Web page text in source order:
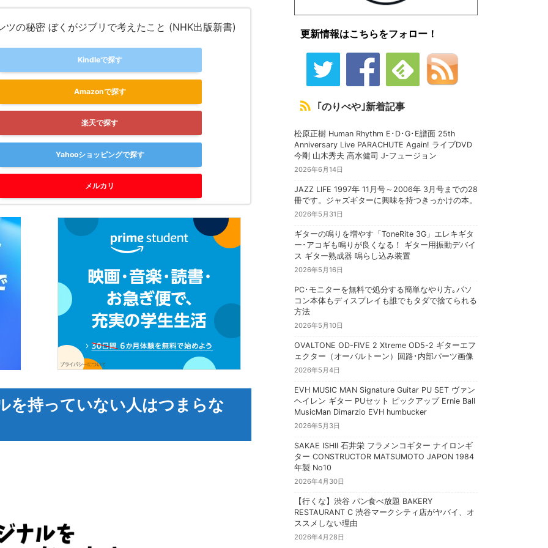
ツの秘密 ぼくがジブリで考えたこと (NHK出版新書)
Kindleで探す
Amazonで探す
楽天で探す
Yahooショッピングで探す
メルカリ
を持っていない人はつまらな
更新情報はこちらをフォロー！
｢のりべや｣新着記事
松原正樹 Human Rhythm E･D･G･E譜面 25th
Anniversary Live PARACHUTE Again! ライブDVD
今剛 山木秀夫 高水健司 J-フュージョン
2026年6月14日
JAZZ LIFE 1997年 11月号～2006年 3月号までの28
冊です。ジャズギターに興味を持つきっかけの本。
2026年5月31日
ギターの鳴りを増やす「ToneRite 3G」エレキギタ
ー･アコギも鳴りが良くなる！ ギター用振動デバイ
ス ギター熟成器 鳴らし込み装置
2026年5月16日
PC･モニターを無料で処分する簡単なやり方｡パソ
コン本体もディスプレイも誰でもタダで捨てられる
方法
2026年5月10日
OVALTONE OD-FIVE 2 Xtreme OD5-2 ギターエフ
ェクター（オーバルトーン）回路･内部パーツ画像
2026年5月4日
EVH MUSIC MAN Signature Guitar PU SET ヴァン
ヘイレン ギター PUセット ピックアップ Ernie Ball
MusicMan Dimarzio EVH humbucker
2026年5月3日
SAKAE ISHII 石井栄 フラメンコギター ナイロンギ
ター CONSTRUCTOR MATSUMOTO JAPON 1984
年製 No10
2026年4月30日
【行くな】渋谷 パン食べ放題 BAKERY
RESTAURANT C 渋谷マークシティ店がヤバイ、オ
ススメしない理由
2026年4月28日